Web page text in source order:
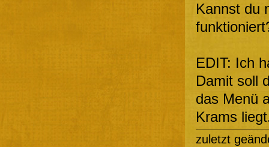
Kannst du
EDIT: Ich
Damit soll
das Menü
Krams
zuletzt